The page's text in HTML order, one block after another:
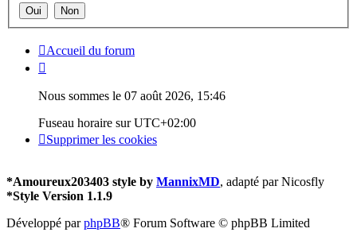
Accueil du forum
Nous sommes le 07 août 2026, 15:46
Fuseau horaire surUTC+02:00
Supprimer les cookies
*Amoureux203403 style by MannixMD, adapté par Nicosfly
*Style Version 1.1.9
Développé parphpBB® Forum Software © phpBB Limited